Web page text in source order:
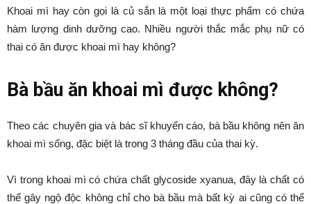
Khoai mì hay còn gọi là củ sắn là một loại thực phẩm có chứa
hàm lượng dinh dưỡng cao. Nhiều người thắc mắc phụ nữ có
thai có ăn được khoai mì hay không?
Bà bầu ăn khoai mì được không?
Theo các chuyên gia và bác sĩ khuyến cáo, bà bầu không nên ăn
khoai mì sống, đặc biệt là trong 3 tháng đầu của thai kỳ.
Vì trong khoai mì có chứa chất glycoside xyanua, đây là chất có
thể gây ngộ độc không chỉ cho bà bầu mà bất kỳ ai cũng có thể